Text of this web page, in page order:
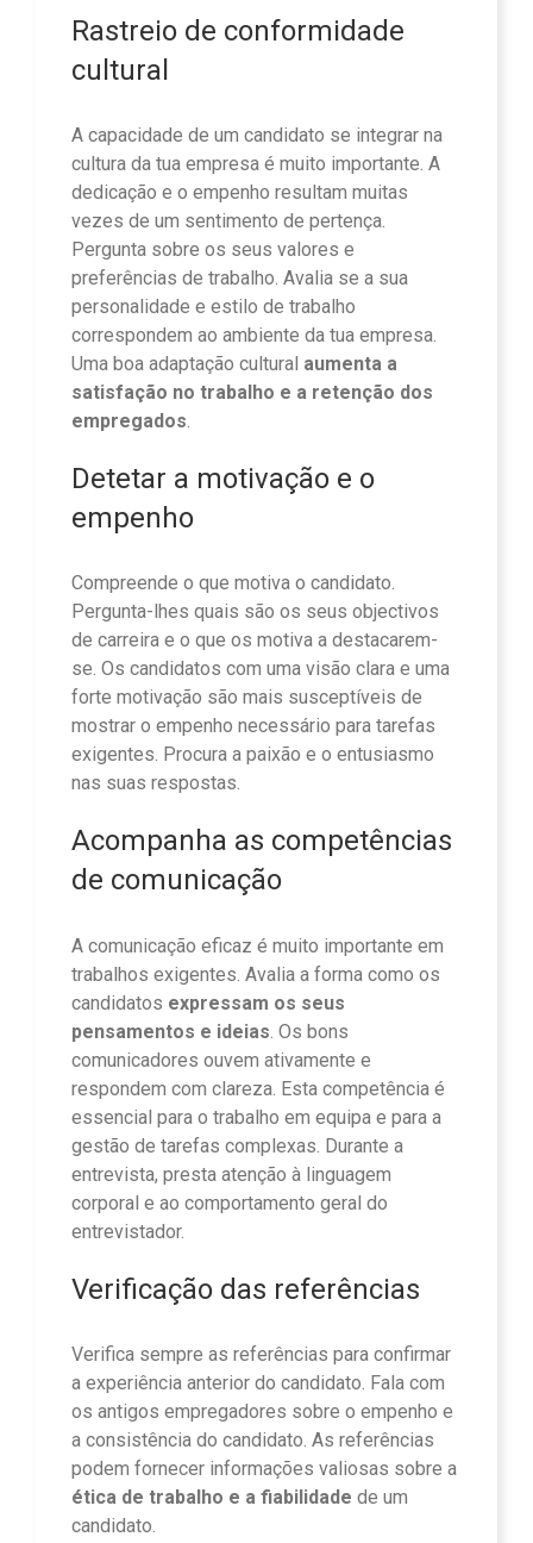
Rastreio de conformidade
cultural
A capacidade de um candidato se integrar na
cultura da tua empresa é muito importante. A
dedicação e o empenho resultam muitas
vezes de um sentimento de pertença.
Pergunta sobre os seus valores e
preferências de trabalho. Avalia se a sua
personalidade e estilo de trabalho
correspondem ao ambiente da tua empresa.
Uma boa adaptação cultural aumenta a
satisfação no trabalho e a retenção dos
empregados.
Detetar a motivação e o
empenho
Compreende o que motiva o candidato.
Pergunta-lhes quais são os seus objectivos
de carreira e o que os motiva a destacarem-
se. Os candidatos com uma visão clara e uma
forte motivação são mais susceptíveis de
mostrar o empenho necessário para tarefas
exigentes. Procura a paixão e o entusiasmo
nas suas respostas.
Acompanha as competências
de comunicação
A comunicação eficaz é muito importante em
trabalhos exigentes. Avalia a forma como os
candidatos expressam os seus
pensamentos e ideias . Os bons
comunicadores ouvem ativamente e
respondem com clareza. Esta competência é
essencial para o trabalho em equipa e para a
gestão de tarefas complexas. Durante a
entrevista, presta atenção à linguagem
corporal e ao comportamento geral do
entrevistador.
Verificação das referências
Verifica sempre as referências para confirmar
a experiência anterior do candidato. Fala com
os antigos empregadores sobre o empenho e
a consistência do candidato. As referências
podem fornecer informações valiosas sobre a
ética de trabalho e a fiabilidade de um
candidato.